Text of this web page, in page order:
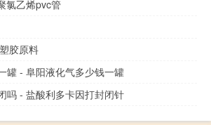
氯乙烯pvc管
胶原料
罐 - 阜阳液化气多少钱一罐
吗 - 盐酸利多卡因打封闭针